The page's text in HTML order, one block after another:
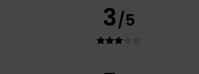
3/5